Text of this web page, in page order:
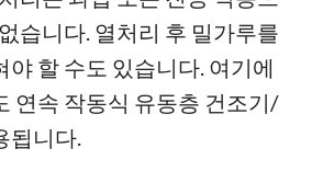
습니다. 열처리 후 밀가루를
야 할 수도 있습니다. 여기에
연속 작동식 유동층 건조기/
됩니다.